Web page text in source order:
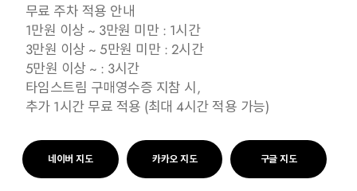
무료 주차 적용 안내
1만원 이상 ~ 3만원 미만 : 1시간
3만원 이상 ~ 5만원 미만 : 2시간
5만원 이상 ~ : 3시간
타임스트림 구매영수증 지참 시,
추가 1시간 무료 적용 (최대 4시간 적용 가능)
네이버 지도 카카오 지도 구글 지도